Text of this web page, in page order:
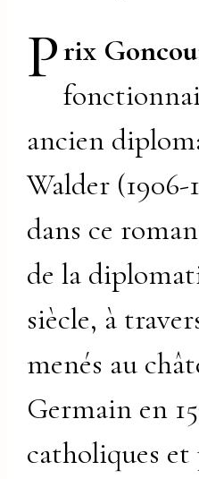
Prix
ancien
Walder (1906-
dans ce
de la
siècle, à
menés au
Germain en
catholiques